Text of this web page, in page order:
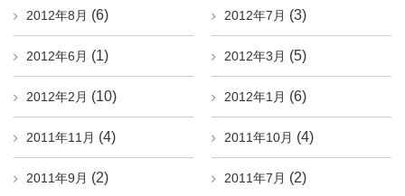
2012年8月 (6) 2012年7月 (3)
2012年6月 (1) 2012年3月 (5)
2012年2月 (10) 2012年1月 (6)
2011年11月 (4) 2011年10月 (4)
2011年9月 (2) 2011年7月 (2)